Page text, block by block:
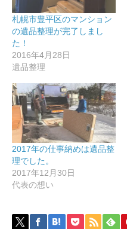
札幌市豊平区のマンション
の遺品整理が完了しまし
た！
2016年4月28日
遺品整理
2017年の仕事納めは遺品整
理でした。
2017年12月30日
代表の想い